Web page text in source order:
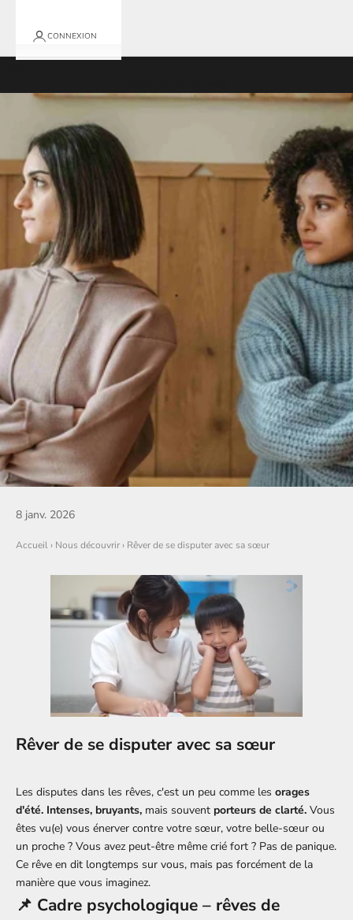
CONNEXION
8 janv. 2026
Accueil› Nous découvrir› Rêver de se disputer avec sa sœur
Rêver de se disputer avec sa sœur
Les disputes dans les rêves, c'est un peu comme les orages
d'été. Intenses, bruyants, mais souvent porteurs de clarté. Vous
êtes vu(e) vous énerver contre votre sœur, votre belle-sœur ou
un proche ? Vous avez peut-être même crié fort ? Pas de panique.
Ce rêve en dit longtemps sur vous, mais pas forcément de la
manière que vous imaginez.
📌 Cadre psychologique – rêves de